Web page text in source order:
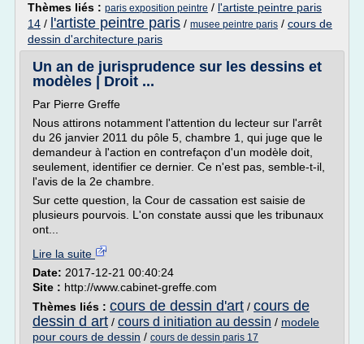
Thèmes liés : paris exposition peintre / l'artiste peintre paris
14 / l'artiste peintre paris / musee peintre paris / cours de
dessin d'architecture paris
Un an de jurisprudence sur les dessins et
modèles | Droit ...
Par Pierre Greffe
Nous attirons notamment l'attention du lecteur sur l'arrêt
du 26 janvier 2011 du pôle 5, chambre 1, qui juge que le
demandeur à l'action en contrefaçon d'un modèle doit,
seulement, identifier ce dernier. Ce n'est pas, semble-t-il,
l'avis de la 2e chambre.
Sur cette question, la Cour de cassation est saisie de
plusieurs pourvois. L'on constate aussi que les tribunaux
ont...
Lire la suite
Date: 2017-12-21 00:40:24
Site : http://www.cabinet-greffe.com
Thèmes liés : cours de dessin d'art / cours de
dessin d art / cours d initiation au dessin / modele
pour cours de dessin / cours de dessin paris 17